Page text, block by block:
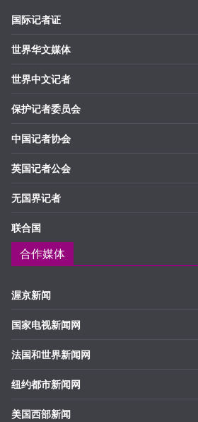
国际记者证
世界华文媒体
世界中文记者
保护记者委员会
中国记者协会
英国记者公会
无国界记者
联合国
合作媒体
渥京新闻
国家电视新闻网
法国和世界新闻网
纽约都市新闻网
美国西部新闻